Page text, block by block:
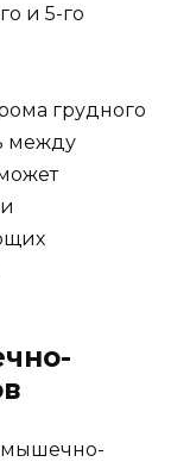
и 5-го
грудного
между
мышечно-